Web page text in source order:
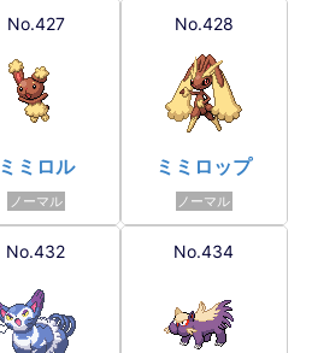
No.427
ミミロル
ノーマル
No.428
ミミロップ
ノーマル
No.432 No.434